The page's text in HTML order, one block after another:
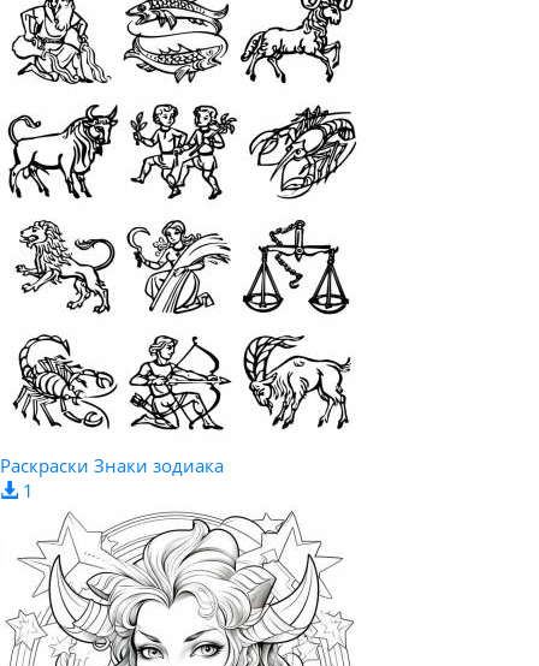
Раскраски Знаки зодиака
1